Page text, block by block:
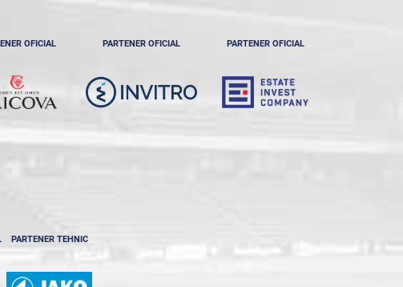
OFICIAL PARTENER OFICIAL PARTENER OFICIAL
PARTENER TEHNIC